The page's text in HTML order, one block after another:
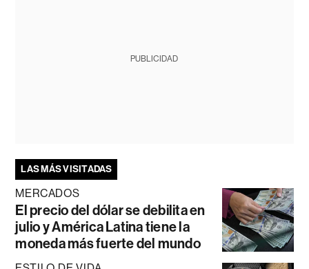
PUBLICIDAD
LAS MÁS VISITADAS
MERCADOS
El precio del dólar se debilita en
julio y América Latina tiene la
moneda más fuerte del mundo